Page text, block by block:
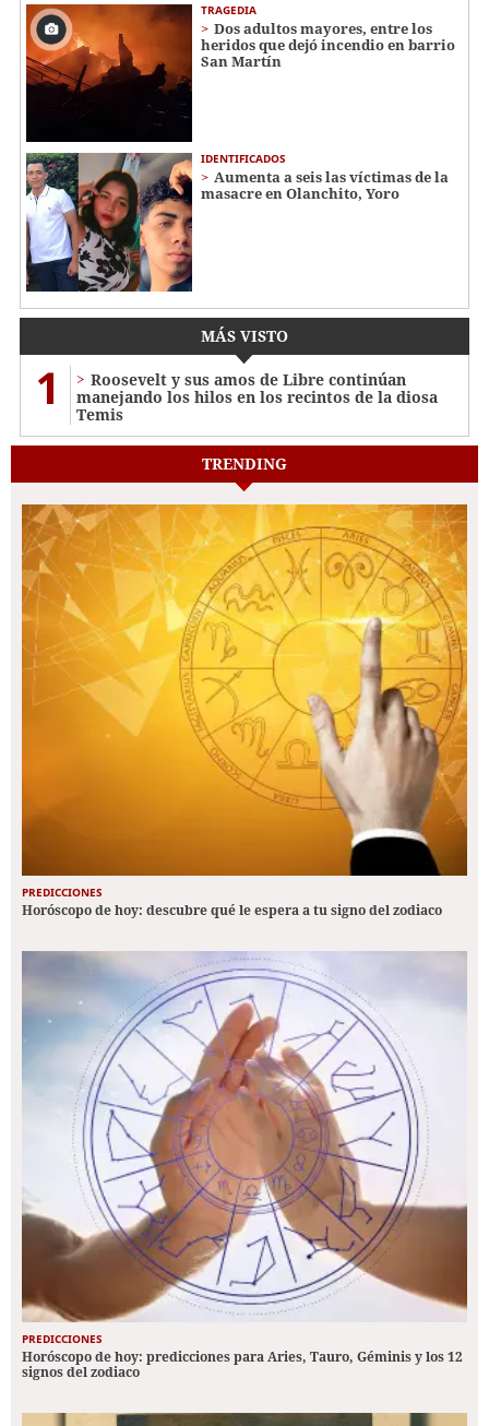
TRAGEDIA
Dos adultos mayores, entre los
heridos que dejó incendio en barrio
San Martín
IDENTIFICADOS
Aumenta a seis las víctimas de la
masacre en Olanchito, Yoro
MÁS VISTO
1
Roosevelt y sus amos de Libre continúan
manejando los hilos en los recintos de la diosa
Temis
TRENDING
PREDICCIONES
Horóscopo de hoy: descubre qué le espera a tu signo del zodiaco
PREDICCIONES
Horóscopo de hoy: predicciones para Aries, Tauro, Géminis y los 12
signos del zodiaco